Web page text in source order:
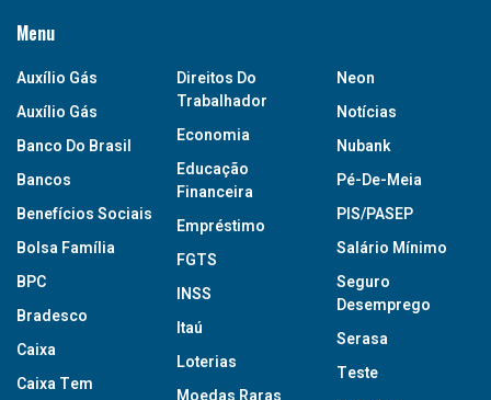
Menu
Auxílio Gás
Auxílio Gás
Banco Do Brasil
Bancos
Benefícios Sociais
Bolsa Família
BPC
Bradesco
Caixa
Caixa Tem
Direitos Do
Trabalhador
Economia
Educação
Financeira
Empréstimo
FGTS
INSS
Itaú
Loterias
Neon
Notícias
Nubank
Pé-De-Meia
PIS/PASEP
Salário Mínimo
Seguro
Desemprego
Serasa
Teste